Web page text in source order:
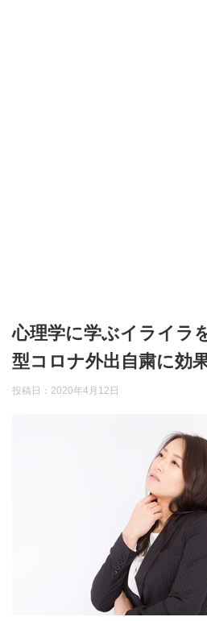
心理学に学ぶイライラ
型コロナ外出自粛に効
投稿日： 2020年4月12日